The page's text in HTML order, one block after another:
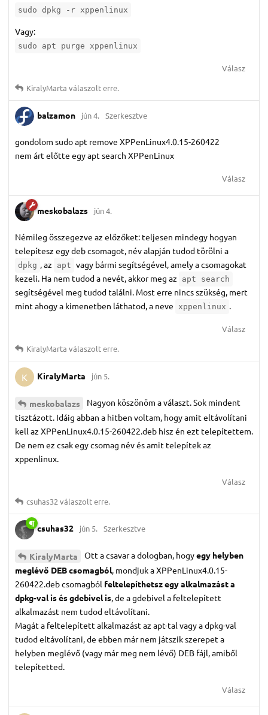
sudo dpkg -r xppenlinux
Vagy:
sudo apt purge xppenlinux
Válasz
KiralyMarta válaszolt erre.
balzamon jún 4. Szerkesztve
gondolom sudo apt remove XPPenLinux4.0.15-260422
nem árt előtte egy apt search XPPenLinux
Válasz
meskobalazs jún 4.
Némileg összegezve az előzőket: teljesen mindegy hogyan
telepítesz egy deb csomagot, név alapján tudod törölni a
dpkg , az apt vagy bármi segítségével, amely a csomagokat
kezeli. Ha nem tudod a nevét, akkor meg az
apt search
segítségével meg tudod találni. Most erre nincs szükség, mert
mint ahogy a kimenetben láthatod, a neve
xppenlinux .
Válasz
KiralyMarta válaszolt erre.
K KiralyMarta jún 5.
meskobalazs
Nagyon köszönöm a választ. Sok mindent
tisztázott. Idáig abban a hitben voltam, hogy amit eltávolítani
kell az XPPenLinux4.0.15-260422.deb hisz én ezt telepítettem.
De nem ez csak egy csomag név és amit telepítek az
xppenlinux.
Válasz
csuhas32 válaszolt erre.
csuhas32 jún 5. Szerkesztve
KiralyMarta Ott a csavar a dologban, hogyegy helyben
meglévő DEB csomagból , mondjuk a XPPenLinux4.0.15-
260422.deb csomagból feltelepíthetsz egy alkalmazást a
dpkg-val is és gdebivel is , de a gdebivel a feltelepített
alkalmazást nem tudod eltávolítani.
Magát a feltelepített alkalmazást az apt-tal vagy a dpkg-val
tudod eltávolítani, de ebben már nem játszik szerepet a
helyben meglévő (vagy már meg nem lévő) DEB fájl, amiből
telepítetted.
Válasz